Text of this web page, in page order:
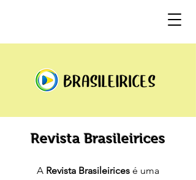
Revista Brasileirices
A Revista Brasileirices é uma